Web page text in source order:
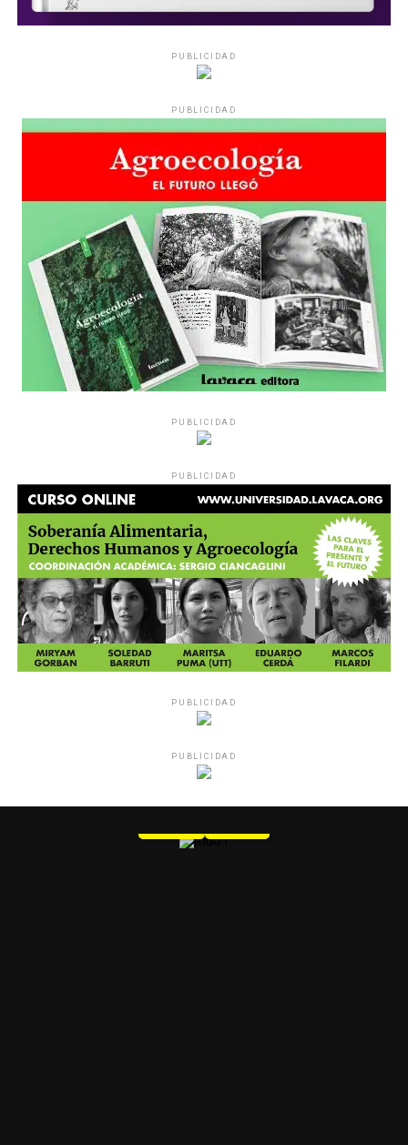
PUBLICIDAD
PUBLICIDAD
PUBLICIDAD
PUBLICIDAD
PUBLICIDAD
PUBLICIDAD
MU 1